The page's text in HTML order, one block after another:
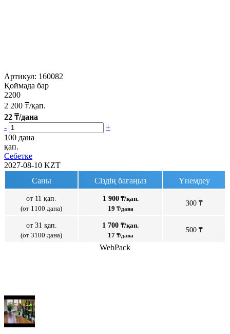
Артикул: 160082
Қоймада бар
2200
2 200 ₸/қап.
22 ₸/дана
-
+
100 дана
қап.
Себетке
2027-08-10 KZT
Саны
Сіздің бағаңыз Үнемдеу
от 11 қап.
(от 1100 дана)
1 900₸/қап.
19 ₸/дана
300 ₸
от 31 қап.
(от 3100 дана)
1 700 ₸/қап.
17 ₸/дана
500 ₸
WebPack